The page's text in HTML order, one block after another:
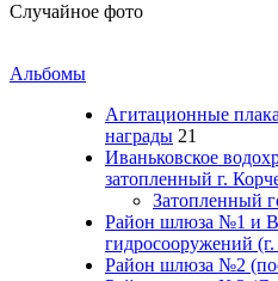
Случайное фото
Альбомы
Агитационные
награды 21
Иваньковское
затопленный г.
Затопленный
Район шлюза №1 и
гидросооружений
Район шлюза №2